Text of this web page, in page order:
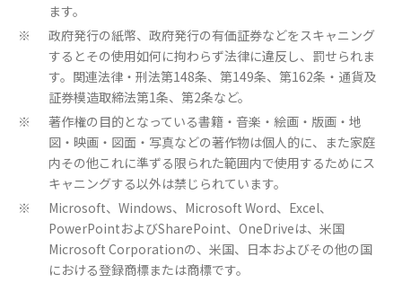
ます。
※
政府発行の紙幣、政府発行の有価証券などをスキャニング
するとその使用如何に拘わらず法律に違反し、罰せられま
す。関連法律・刑法第148条、第149条、第162条・通貨及
証券模造取締法第1条、第2条など。
※
著作権の目的となっている書籍・音楽・絵画・版画・地
図・映画・図面・写真などの著作物は個人的に、また家庭
内その他これに準ずる限られた範囲内で使用するためにス
キャニングする以外は禁じられています。
※
Microsoft、Windows、Microsoft Word、Excel、
PowerPointおよびSharePoint、OneDriveは、米国
Microsoft Corporationの、米国、日本およびその他の国
における登録商標または商標です。